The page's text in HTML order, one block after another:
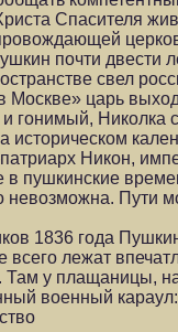
Спасителя
почти двести
свел
царь
гонимый, Николка
историческом
Никон,
в пушкинские
Пути
1836 года
всего лежат
Там у плащаницы,
военный караул: